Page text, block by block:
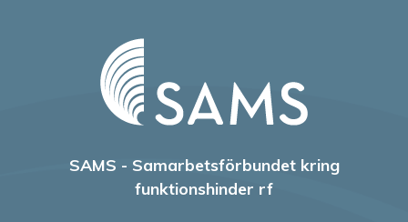
SAMS - Samarbetsförbundet kring
funktionshinder rf